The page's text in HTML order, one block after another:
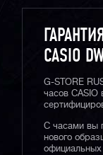
CASIO
G-STORE
часов
С часами вы
нового